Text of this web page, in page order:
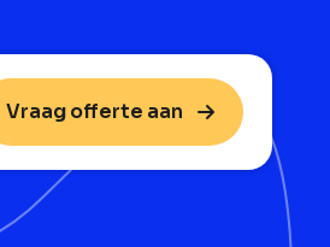
Vraag offerte aan